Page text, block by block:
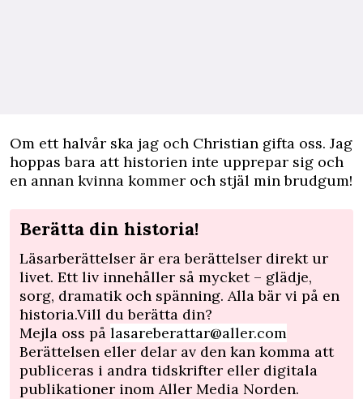
Om ett halvår ska jag och Christian gifta oss. Jag
hoppas bara att historien inte upprepar sig och
en annan kvinna kommer och stjäl min brudgum!
Berätta din historia!
Läsarberättelser är era berättelser direkt ur
livet. Ett liv innehåller så mycket – glädje,
sorg, dramatik och spänning. Alla bär vi på en
historia.Vill du berätta din?
Mejla oss på lasareberattar@aller.com
Berättelsen eller delar av den kan komma att
publiceras i andra tidskrifter eller digitala
publikationer inom Aller Media Norden.